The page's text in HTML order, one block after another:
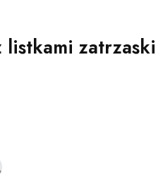
listkami zatrzaski